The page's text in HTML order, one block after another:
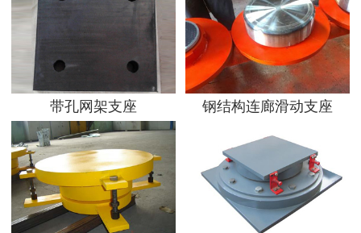
带孔网架支座 钢结构连廊滑动支座